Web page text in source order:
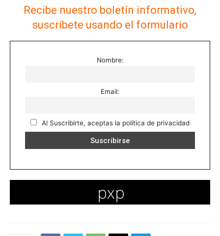
Recibe nuestro boletín informativo,
suscríbete usando el formulario
Nombre:
Email:
Al Suscribirte, aceptas la política de privacidad